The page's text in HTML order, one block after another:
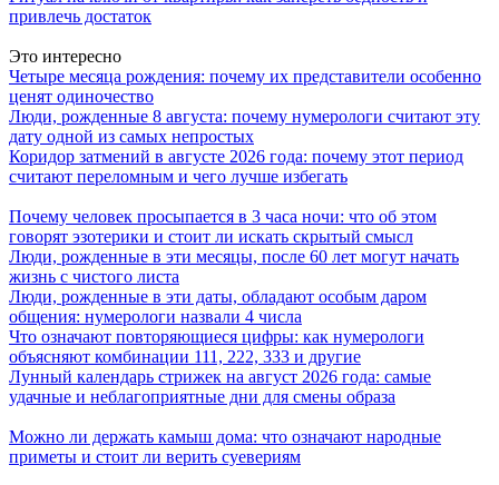
привлечь достаток
Это интересно
Четыре месяца рождения: почему их представители особенно
ценят одиночество
Люди, рожденные 8 августа: почему нумерологи считают эту
дату одной из самых непростых
Коридор затмений в августе 2026 года: почему этот период
считают переломным и чего лучше избегать
Почему человек просыпается в 3 часа ночи: что об этом
говорят эзотерики и стоит ли искать скрытый смысл
Люди, рожденные в эти месяцы, после 60 лет могут начать
жизнь с чистого листа
Люди, рожденные в эти даты, обладают особым даром
общения: нумерологи назвали 4 числа
Что означают повторяющиеся цифры: как нумерологи
объясняют комбинации 111, 222, 333 и другие
Лунный календарь стрижек на август 2026 года: самые
удачные и неблагоприятные дни для смены образа
Можно ли держать камыш дома: что означают народные
приметы и стоит ли верить суевериям